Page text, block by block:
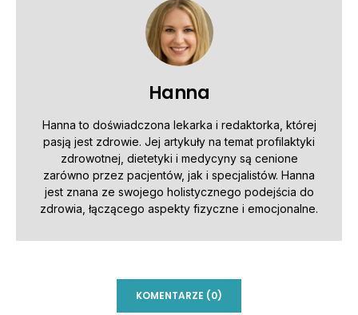
Hanna
Hanna to doświadczona lekarka i redaktorka, której
pasją jest zdrowie. Jej artykuły na temat profilaktyki
zdrowotnej, dietetyki i medycyny są cenione
zarówno przez pacjentów, jak i specjalistów. Hanna
jest znana ze swojego holistycznego podejścia do
zdrowia, łączącego aspekty fizyczne i emocjonalne.
KOMENTARZE (0)